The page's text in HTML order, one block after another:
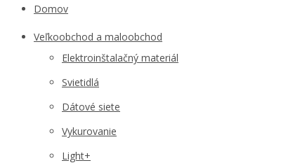
Domov
Veľkoobchod a maloobchod
Elektroinštalačný materiál
Svietidlá
Dátové siete
Vykurovanie
Light+